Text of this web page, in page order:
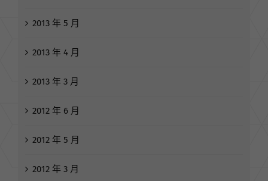
2013 年 5 月
2013 年 4 月
2013 年 3 月
2012 年 6 月
2012 年 5 月
2012 年 3 月